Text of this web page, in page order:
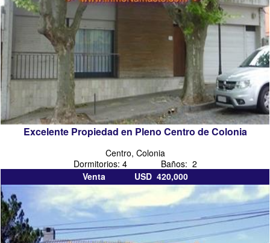
Excelente Propiedad en Pleno Centro de Colonia
Centro, Colonia
Dormitorios: 4 Baños: 2
Venta USD 420,000